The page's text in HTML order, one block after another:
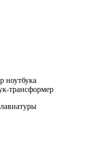
ноутбука
трансформер